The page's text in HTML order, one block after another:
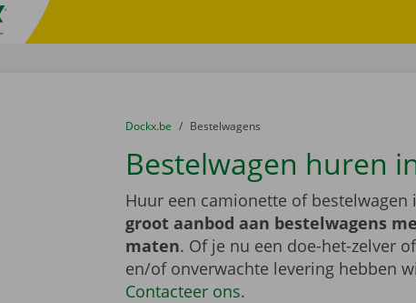
U bevindt zich hier:
van
Dockx.be naar
Bestelwagens
Bestelwagen huren
Huur een camionette of bestelwagen
groot aanbod aan bestelwagens
maten. Of je nu een doe-het-zelver
en/of onverwachte levering hebben
Contacteer ons.